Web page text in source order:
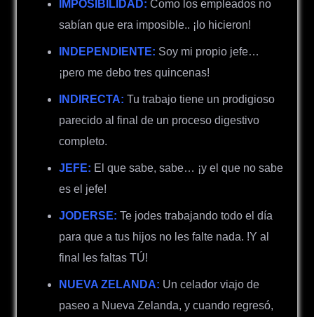
IMPOSIBILIDAD: Como los empleados no
sabían que era imposible.. ¡lo hicieron!
INDEPENDIENTE: Soy mi propio jefe…
¡pero me debo tres quincenas!
INDIRECTA: Tu trabajo tiene un prodigioso
parecido al final de un proceso digestivo
completo.
JEFE: El que sabe, sabe… ¡y el que no sabe
es el jefe!
JODERSE: Te jodes trabajando todo el día
para que a tus hijos no les falte nada. !Y al
final les faltas TÚ!
NUEVA ZELANDA: Un celador viajo de
paseo a Nueva Zelanda, y cuando regresó,